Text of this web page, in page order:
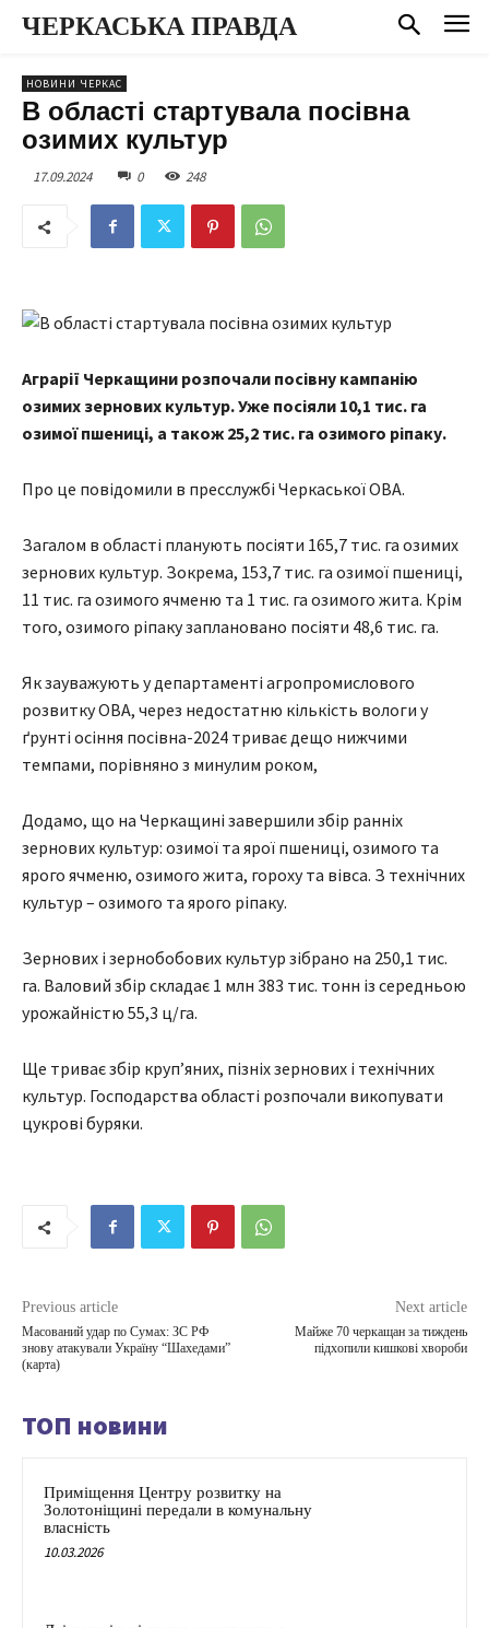
ЧЕРКАСЬКА ПРАВДА
НОВИНИ ЧЕРКАС
В області стартувала посівна
озимих культур
17.09.2024 0 248
Аграрії Черкащини розпочали посівну кампанію
озимих зернових культур. Уже посіяли 10,1 тис. га
озимої пшениці, а також 25,2 тис. га озимого ріпаку.
Про це повідомили в пресслужбі Черкаської ОВА.
Загалом в області планують посіяти 165,7 тис. га озимих
зернових культур. Зокрема, 153,7 тис. га озимої пшениці,
11 тис. га озимого ячменю та 1 тис. га озимого жита. Крім
того, озимого ріпаку заплановано посіяти 48,6 тис. га.
Як зауважують у департаменті агропромислового
розвитку ОВА, через недостатню кількість вологи у
ґрунті осіння посівна-2024 триває дещо нижчими
темпами, порівняно з минулим роком,
Додамо, що на Черкащині завершили збір ранніх
зернових культур: озимої та ярої пшениці, озимого та
ярого ячменю, озимого жита, гороху та вівса. З технічних
культур – озимого та ярого ріпаку.
Зернових і зернобобових культур зібрано на 250,1 тис.
га. Валовий збір складає 1 млн 383 тис. тонн із середньою
урожайністю 55,3 ц/га.
Ще триває збір круп’яних, пізніх зернових і технічних
культур. Господарства області розпочали викопувати
цукрові буряки.
Previous article
Масований удар по Сумах: ЗС РФ
знову атакували Україну “Шахедами”
(карта)
Next article
Майже 70 черкащан за тиждень
підхопили кишкові хвороби
ТОП новини
Приміщення Центру розвитку на
Золотоніщині передали в комунальну
власність
10.03.2026